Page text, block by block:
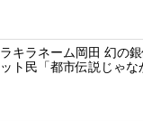
キラネーム岡田 幻の
ト民「都市伝説じゃな